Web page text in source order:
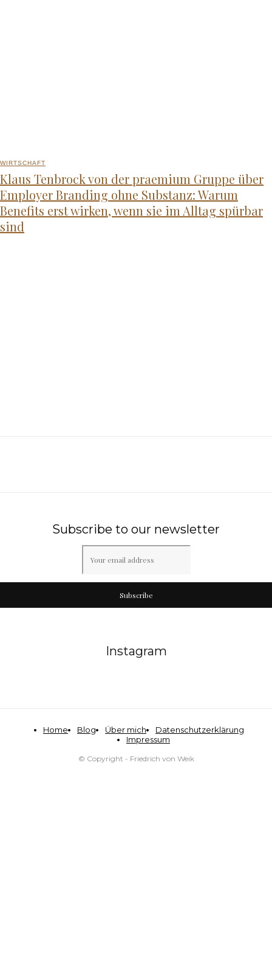
WIRTSCHAFT
Klaus Tenbrock von der praemium Gruppe über
Employer Branding ohne Substanz: Warum
Benefits erst wirken, wenn sie im Alltag spürbar
sind
Subscribe to our newsletter
Subscribe
Instagram
Home Blog Über mich
Datenschutzerklärung
Impressum
© Copyright - Friedrich von Weik